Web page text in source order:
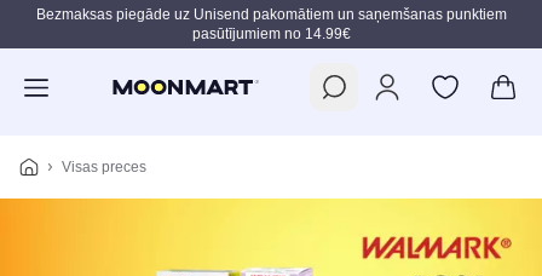
Pāriet uz galveno saturu
Bezmaksas piegāde uz Unisend pakomātiem un saņemšanas punktiem
pasūtījumiem no 14.99€
Visas preces